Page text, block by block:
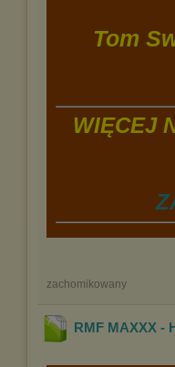
Tom
WIĘCEJ
zachomikowany
RMF MAXXX -